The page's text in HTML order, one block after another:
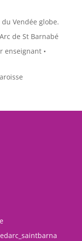
Vendée globe.
de St Barnabé
enseignant •